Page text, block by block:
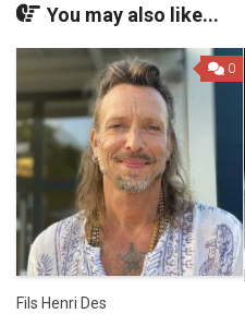
You may also like...
0
Fils Henri Des